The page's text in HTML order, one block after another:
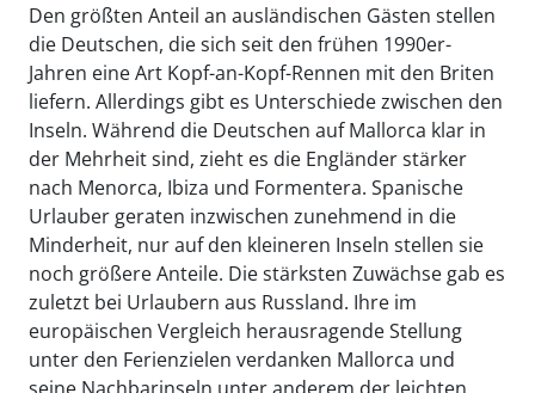
Den größten Anteil an ausländischen Gästen stellen
die Deutschen, die sich seit den frühen 1990er-
Jahren eine Art Kopf-an-Kopf-Rennen mit den Briten
liefern. Allerdings gibt es Unterschiede zwischen den
Inseln. Während die Deutschen auf Mallorca klar in
der Mehrheit sind, zieht es die Engländer stärker
nach Menorca, Ibiza und Formentera. Spanische
Urlauber geraten inzwischen zunehmend in die
Minderheit, nur auf den kleineren Inseln stellen sie
noch größere Anteile. Die stärksten Zuwächse gab es
zuletzt bei Urlaubern aus Russland. Ihre im
europäischen Vergleich herausragende Stellung
unter den Ferienzielen verdanken Mallorca und